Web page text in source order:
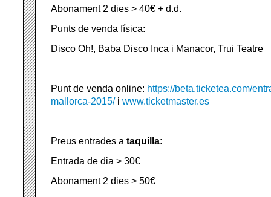
Abonament 2 dies > 40€ + d.d.
Punts de venda física:
Disco Oh!, Baba Disco Inca i Manacor, Trui Teatre
Punt de venda online: https://beta.ticketea.com/
mallorca-2015/i www.ticketmaster.es
Preus entrades a taquilla:
Entrada de dia > 30€
Abonament 2 dies > 50€